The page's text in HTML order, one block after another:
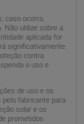
caso ocorra,
Não utilize sobre a
aplicada for
significativamente
contra
o uso e
de uso e os
pelo fabricante para
solar e os
prometidos.